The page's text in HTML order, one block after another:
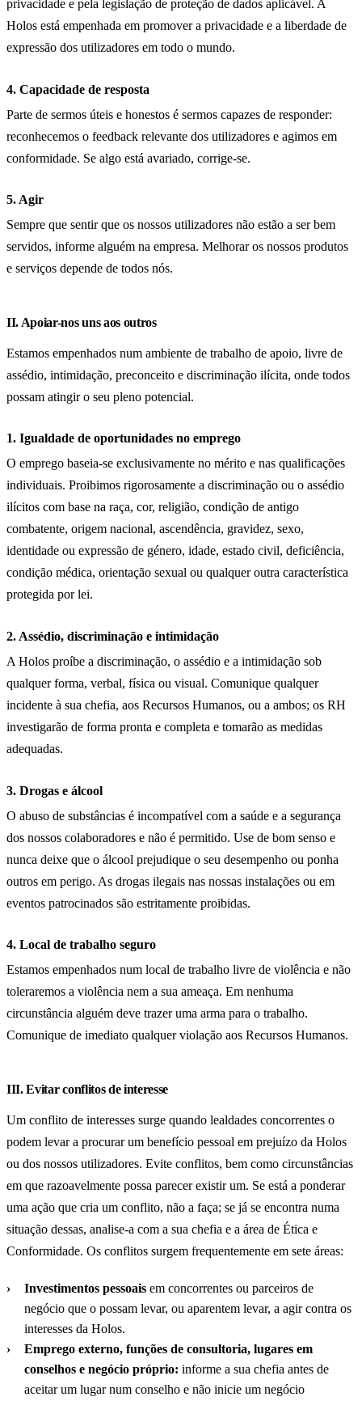
privacidade e pela legislação de proteção de dados aplicável. A
Holos está empenhada em promover a privacidade e a liberdade de
expressão dos utilizadores em todo o mundo.
4. Capacidade de resposta
Parte de sermos úteis e honestos é sermos capazes de responder:
reconhecemos o feedback relevante dos utilizadores e agimos em
conformidade. Se algo está avariado, corrige-se.
5. Agir
Sempre que sentir que os nossos utilizadores não estão a ser bem
servidos, informe alguém na empresa. Melhorar os nossos produtos
e serviços depende de todos nós.
II. Apoiar-nos uns aos outros
Estamos empenhados num ambiente de trabalho de apoio, livre de
assédio, intimidação, preconceito e discriminação ilícita, onde todos
possam atingir o seu pleno potencial.
1. Igualdade de oportunidades no emprego
O emprego baseia-se exclusivamente no mérito e nas qualificações
individuais. Proibimos rigorosamente a discriminação ou o assédio
ilícitos com base na raça, cor, religião, condição de antigo
combatente, origem nacional, ascendência, gravidez, sexo,
identidade ou expressão de género, idade, estado civil, deficiência,
condição médica, orientação sexual ou qualquer outra característica
protegida por lei.
2. Assédio, discriminação e intimidação
A Holos proíbe a discriminação, o assédio e a intimidação sob
qualquer forma, verbal, física ou visual. Comunique qualquer
incidente à sua chefia, aos Recursos Humanos, ou a ambos; os RH
investigarão de forma pronta e completa e tomarão as medidas
adequadas.
3. Drogas e álcool
O abuso de substâncias é incompatível com a saúde e a segurança
dos nossos colaboradores e não é permitido. Use de bom senso e
nunca deixe que o álcool prejudique o seu desempenho ou ponha
outros em perigo. As drogas ilegais nas nossas instalações ou em
eventos patrocinados são estritamente proibidas.
4. Local de trabalho seguro
Estamos empenhados num local de trabalho livre de violência e não
toleraremos a violência nem a sua ameaça. Em nenhuma
circunstância alguém deve trazer uma arma para o trabalho.
Comunique de imediato qualquer violação aos Recursos Humanos.
III. Evitar conflitos de interesse
Um conflito de interesses surge quando lealdades concorrentes o
podem levar a procurar um benefício pessoal em prejuízo da Holos
ou dos nossos utilizadores. Evite conflitos, bem como circunstâncias
em que razoavelmente possa parecer existir um. Se está a ponderar
uma ação que cria um conflito, não a faça; se já se encontra numa
situação dessas, analise-a com a sua chefia e a área de Ética e
Conformidade. Os conflitos surgem frequentemente em sete áreas:
Investimentos pessoais em concorrentes ou parceiros de
negócio que o possam levar, ou aparentem levar, a agir contra os
interesses da Holos.
Emprego externo, funções de consultoria, lugares em
conselhos e negócio próprio: informe a sua chefia antes de
aceitar um lugar num conselho e não inicie um negócio